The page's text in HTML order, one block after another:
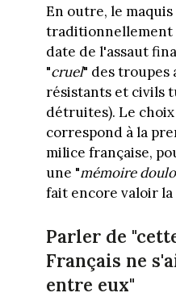
En outre, le
traditionnellement
date de l'assaut
"cruel" des troupes
résistants et civils
détruites). Le
correspond à la
milice française,
une "mémoire
fait encore valoir
Parler de
Français ne
entre eux"